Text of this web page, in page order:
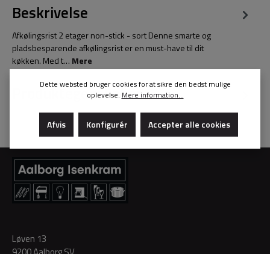
Beskrivelse
Afkølingsrist 2 etager non-stick - sort Denne smarte og
pladsbesparende afkølingsrist er en must-have til dit
køkken. Med t… Mere
Produktegenskaber
Løven 13
Dette websted bruger cookies for at sikre den bedst mulige
oplevelse. Mere information...
Afvis Konfigurér Accepter alle cookies